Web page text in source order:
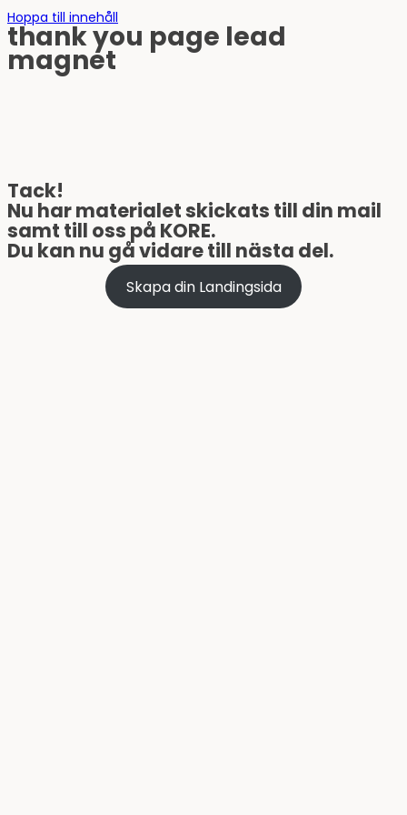
Hoppa till innehåll
thank you page lead
magnet
Tack!
Nu har materialet skickats till din mail
samt till oss på KORE.
Du kan nu gå vidare till nästa del.
Skapa din Landingsida